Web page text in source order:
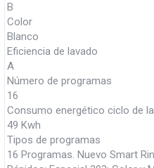
B
Color
Blanco
Eficiencia de lavado
A
Número de programas
16
Consumo energético ciclo de
49 Kwh
Tipos de programas
16 Programas. Nuevo Smart